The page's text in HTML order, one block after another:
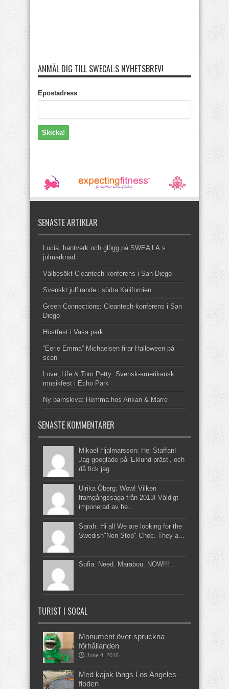
ANMÄL DIG TILL SWECAL:S NYHETSBREV!
Epostadress
SENASTE ARTIKLAR
Lucia, hantverk och glögg på SWEA LA:s
julmarknad
Välbesökt Cleantech-konferens i San Diego
Svenskt julfirande i södra Kalifornien
Green Connections: Cleantech-konferens i San
Diego
Höstfest i Vasa park
“Eerie Emma” Michaelsen firar Halloween på
scen
Love, Life & Tom Petty: Svensk-amerikansk
musikfest i Echo Park
Ny barnskiva: Hemma hos Ankan & Marre
SENASTE KOMMENTARER
Mikael Hjalmarsson: Hej Staffan!
Jag googlade på ’Eklund präst’, och
då fick jag...
Ulrika Öberg: Wow! Vilken
framgångssaga från 2013! Väldigt
imponerad av he...
Sarah: Hi all We are looking for the
Swedish"Non Stop" Choc. They a...
Sofia: Need. Marabou. NOW!!!...
TURIST I SOCAL
Monument över spruckna
förhållanden
June 4, 2016
Med kajak längs Los Angeles-
floden